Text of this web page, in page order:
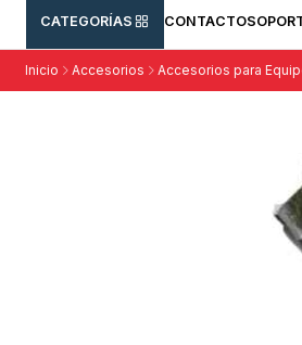
CATEGORÍAS CONTACTO
Inicio Accesorios Accesorios para